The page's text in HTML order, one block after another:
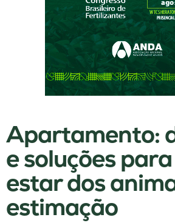
Apartamento:
e soluções
estar dos
estimação